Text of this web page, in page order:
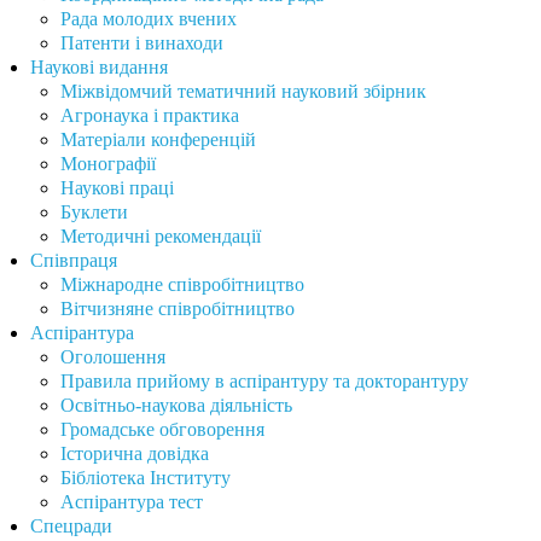
Рада молодих вчених
Патенти і винаходи
Наукові видання
Міжвідомчий тематичний науковий збірник
Агронаука і практика
Матеріали конференцій
Монографії
Наукові праці
Буклети
Методичні рекомендації
Співпраця
Міжнародне співробітництво
Вітчизняне співробітництво
Аспірантура
Оголошення
Правила прийому в аспірантуру та докторантуру
Освітньо-наукова діяльність
Громадське обговорення
Історична довідка
Бібліотека Інституту
Аспірантура тест
Спецради